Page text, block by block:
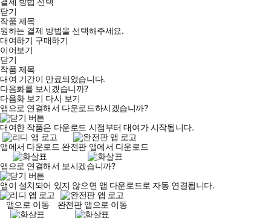
닫기
작품 제목
원하는 결제 방법을 선택해주세요.
대여하기 구매하기
이어보기
닫기
작품 제목
대여 기간이 만료되었습니다.
다음화를 보시겠습니까?
다음화 보기 다시 보기
앱으로 연결해서 다운로드하시겠습니까?
대여한 작품은 다운로드 시점부터 대여가 시작됩니다.
앱에서 다운로드 완전판 앱에서 다운로드
앱으로 연결해서 보시겠습니까?
앱이 설치되어 있지 않으면 앱 다운로드로 자동 연결됩니다.
앱으로 이동
완전판 앱으로 이동